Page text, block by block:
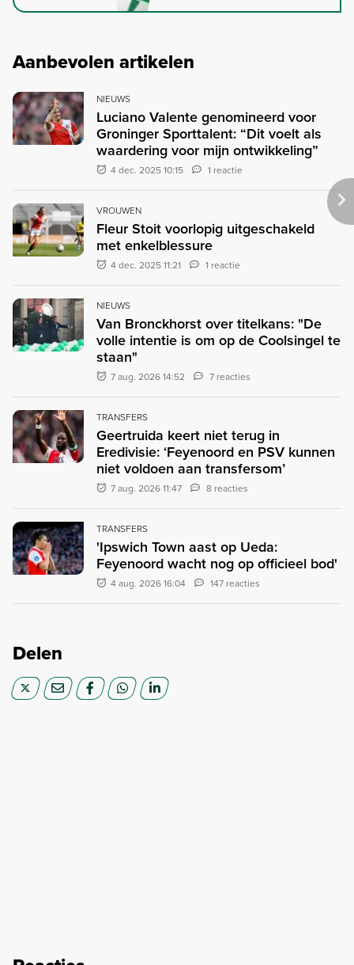
Aanbevolen artikelen
NIEUWS
Luciano Valente genomineerd voor
Groninger Sporttalent: “Dit voelt als
waardering voor mijn ontwikkeling”
4 dec. 2025 10:15 1 reactie
VROUWEN
Fleur Stoit voorlopig uitgeschakeld
met enkelblessure
4 dec. 2025 11:21 1 reactie
NIEUWS
Van Bronckhorst over titelkans: "De
volle intentie is om op de Coolsingel te
staan"
7 aug. 2026 14:52 7 reacties
TRANSFERS
Geertruida keert niet terug in
Eredivisie: ‘Feyenoord en PSV kunnen
niet voldoen aan transfersom’
7 aug. 2026 11:47 8 reacties
TRANSFERS
'Ipswich Town aast op Ueda:
Feyenoord wacht nog op officieel bod'
4 aug. 2026 16:04 147 reacties
Delen